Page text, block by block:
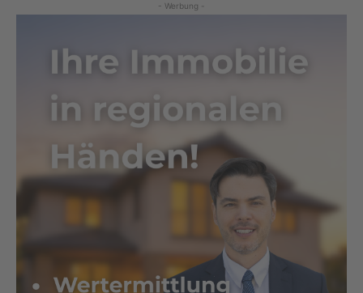
- Werbung -